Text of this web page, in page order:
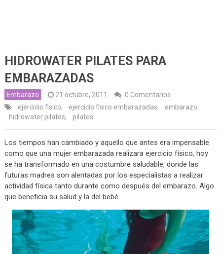
HIDROWATER PILATES PARA
EMBARAZADAS
Embarazo 21 octubre, 2011
0 Comentarios
ejercicio fisico, ejercicio fisico embarazadas, embarazo,
hidrowater pilates, pilates
Los tiempos han cambiado y aquello que antes era impensable
como que una mujer embarazada realizara ejercicio físico, hoy
se ha transformado en una costumbre saludable, donde las
futuras madres son alentadas por los especialistas a realizar
actividad física tanto durante como después del embarazo. Algo
que beneficia su salud y la del bebé.